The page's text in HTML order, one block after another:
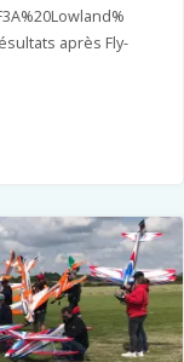
après Fly-